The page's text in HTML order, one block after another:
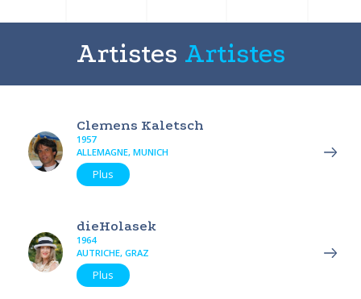
Artistes Artistes
Clemens Kaletsch
1957
ALLEMAGNE, MUNICH
Plus
dieHolasek
1964
AUTRICHE, GRAZ
Plus